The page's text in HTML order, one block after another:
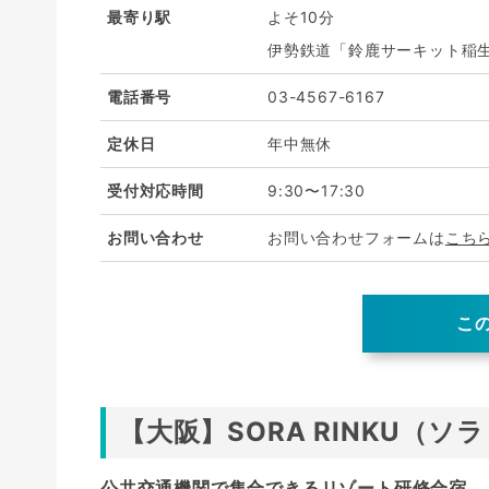
最寄り駅
よそ10分
伊勢鉄道「鈴鹿サーキット稲
電話番号 03-4567-6167
定休日 年中無休
受付対応時間 9:30〜17:30
お問い合わせ お問い合わせフォームは こち
こ
【大阪】SORA RINKU（ソ